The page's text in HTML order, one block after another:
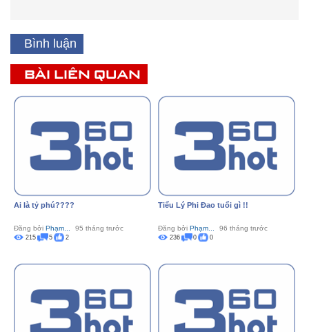
Bình luận
BÀI LIÊN QUAN
Ai là tỷ phú????
Đăng bởi Phạm... 95 tháng trước
215 5 2
Tiểu Lý Phi Đao tuổi gì !!
Đăng bởi Phạm... 96 tháng trước
236 0 0